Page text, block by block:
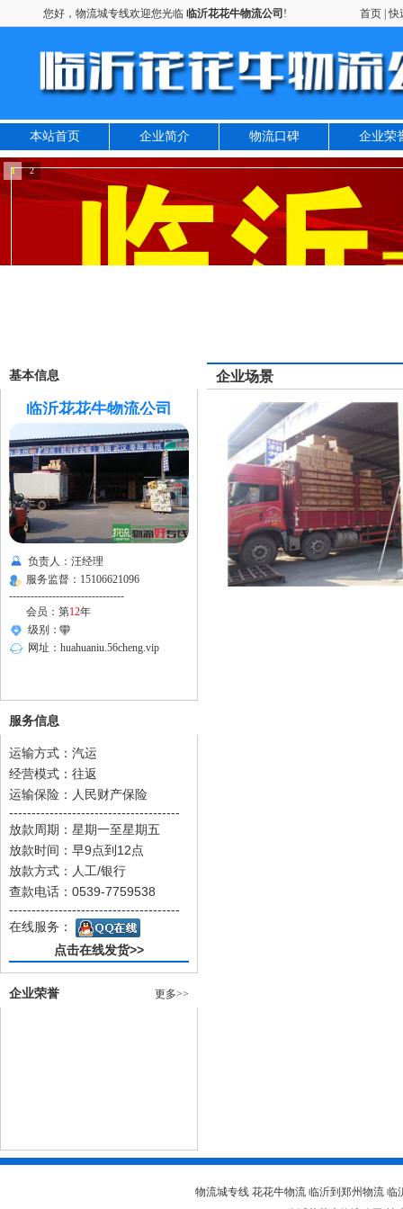
您好，物流城专线欢迎您光临 临沂花花牛物流公司 ! 首页 |快
本站首页 企业简介 物流口碑 企业荣
1 2
基本信息
临沂花花牛物流公司
负责人：汪经理
服务监督：15106621096
--------------------------------
会员：第12年
级别：
网址： huahuaniu.56cheng.vip
服务信息
运输方式：汽运
经营模式：往返
运输保险：人民财产保险
--------------------------------------
放款周期：星期一至星期五
放款时间：早9点到12点
放款方式：人工/银行
查款电话：0539-7759538
--------------------------------------
在线服务：
点击在线发货>>
企业荣誉 更多>>
企业场景
物流城专线 花花牛物流 临沂到郑州物流